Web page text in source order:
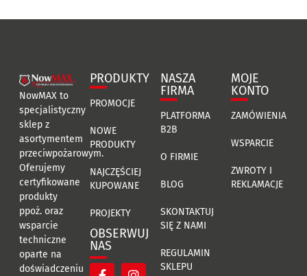
NowMAX to
specjalistyczny
sklep z
asortymentem
przeciwpożarowym.
Oferujemy
certyfikowane
produkty
ppoż. oraz
wsparcie
techniczne
oparte na
doświadczeniu
PRODUKTY
PROMOCJE
NOWE
PRODUKTY
NAJCZĘŚCIEJ
KUPOWANE
PROJEKTY
OBSERWUJ
NAS
NASZA
FIRMA
PLATFORMA
B2B
O FIRMIE
BLOG
SKONTAKTUJ
SIĘ Z NAMI
REGULAMIN
SKLEPU
MOJE
KONTO
ZAMÓWIENIA
WSPARCIE
ZWROTY I
REKLAMACJE